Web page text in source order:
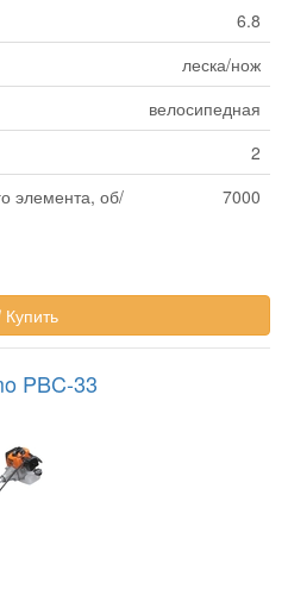
6.8
леска/нож
велосипедная
2
элемента, об/
7000
Купить
PBC-33